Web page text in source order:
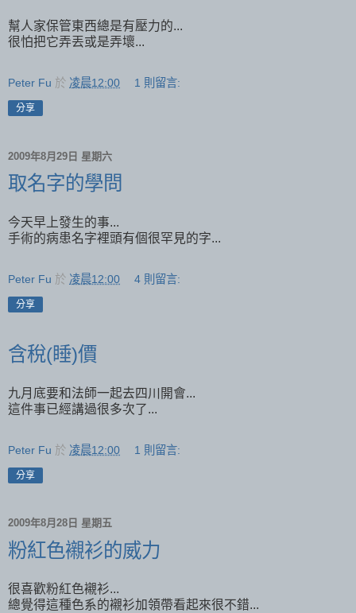
幫人家保管東西總是有壓力的...
很怕把它弄丟或是弄壞...
Peter Fu 於 凌晨12:00 1 則留言:
分享
2009年8月29日 星期六
取名字的學問
今天早上發生的事...
手術的病患名字裡頭有個很罕見的字...
Peter Fu 於 凌晨12:00 4 則留言:
分享
含稅(睡)價
九月底要和法師一起去四川開會...
這件事已經講過很多次了...
Peter Fu 於 凌晨12:00 1 則留言:
分享
2009年8月28日 星期五
粉紅色襯衫的威力
很喜歡粉紅色襯衫...
總覺得這種色系的襯衫加領帶看起來很不錯...